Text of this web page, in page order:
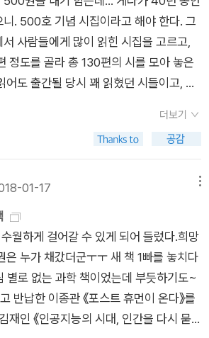
.말하라 붕붕거리는 추억이여. 왜 어떤 여
개는 어슬렁거리고 있는가. 구두 뒷굽은
도 않고 끊는 전화는 왜 자주 걸려오는가.
턴을 치고 공원의 비둘기떼들은 한꺼번
가. 장석주 『붕붕거리는 추억의 한때』(19
살 수도 없고 이렇게 죽을 수도 없을 때
는 치통 같은 흰 손수건을 내저으며놀라
며.내 꿈은 말이야, 위장에서 암세포가 싹
장에서 독이 반짝 눈뜬다.두 눈구멍에 죽음
피는 젤리 손톱은 톱밥 머리칼은 철사끝
고몸뚱어리 없는 그림자가 나아가고이
들은추억의 골고다로 날아가 뼈를 묻고흰
부릅뜬 흰자위가 감긴다.오 행복행복행복
을 보면 시인이 남성인가 여성이 아닌가
는 시자체를 쓸 수없나보다. 어수선한 장
당기는 계절이다. 연애를 하는 이들이면
감정에 대해 토론해보는 것이 좋을 것같
. 500호 기념 시집이라고 해야 한다. 그
사람들에게 많이 읽힌 시집을 고르고,
정도를 골라 총 130편의 시를 모아 놓은
어도 출간될 당시 꽤 읽혔던 시들이고, 지
되어 있다. '게 눈 속의 연꽃'이란 시다)에
삼았다. 내가 그대를 불렀기 때문에, 이
되고, 시가 독자들을 불렀기 때문에 독
는 의미도 된다. 이렇게 시는 여전히 우
무리 각박하고 힘들어도 시는 우리 곁에
이렇게 말한다. 시를 읽거나 쓰는 일이 우
것으로 만들지는 못해도, 달라질 수 있다
수는 있었던 것이다. (256쪽) 그렇다. 이
리 곁에 시가 있게 된 이유겠다. 또한 우리
는 이유이기도 하고, 시가 우리를 부르는
더보기
01-17
월하게 걸어갈 수 있게 되어 들렀다.희망
은 누가 채갔더군ㅜㅜ 새 책 1빠를 놓치다
별로 없는 과학 책이었는데 부듯하기도~
반납한 이종관 《포스트 휴먼이 온다》를
재인 《인공지능의 시대, 인간을 다시 묻